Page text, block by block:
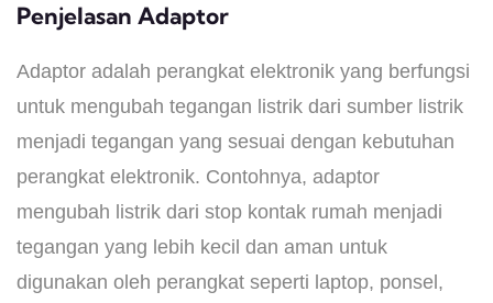
Penjelasan Adaptor
Adaptor adalah perangkat elektronik yang berfungsi
untuk mengubah tegangan listrik dari sumber listrik
menjadi tegangan yang sesuai dengan kebutuhan
perangkat elektronik. Contohnya, adaptor
mengubah listrik dari stop kontak rumah menjadi
tegangan yang lebih kecil dan aman untuk
digunakan oleh perangkat seperti laptop, ponsel,